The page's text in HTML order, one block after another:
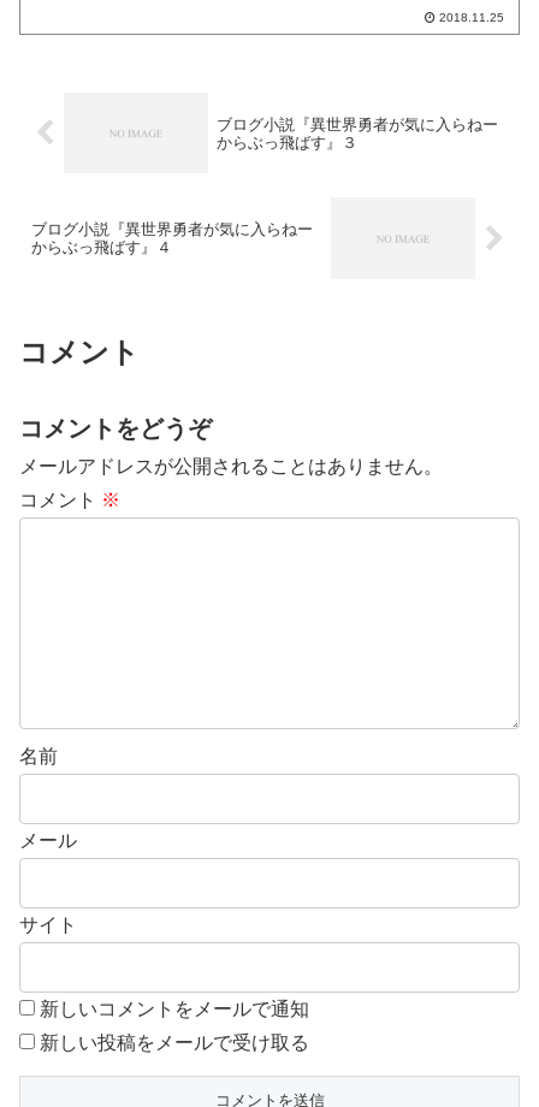
お金儲けのためだけに書いてあるような
クソブログ。「そういうこのブログはど
2018.11.25
ブログ小説『異世界勇者が気に入らねー
からぶっ飛ばす』３
ブログ小説『異世界勇者が気に入らねー
からぶっ飛ばす』４
コメント
コメントをどうぞ
メールアドレスが公開されることはありません。
コメント ※
名前
メール
サイト
新しいコメントをメールで通知
新しい投稿をメールで受け取る